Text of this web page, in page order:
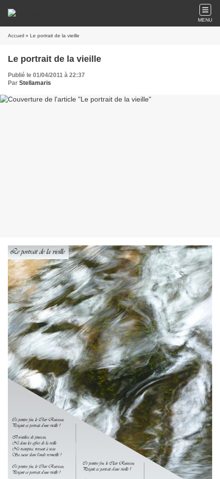
MENU
Accueil » Le portrait de la vieille
Le portrait de la vieille
Publié le 01/04/2011 à 22:37
Par Stellamaris